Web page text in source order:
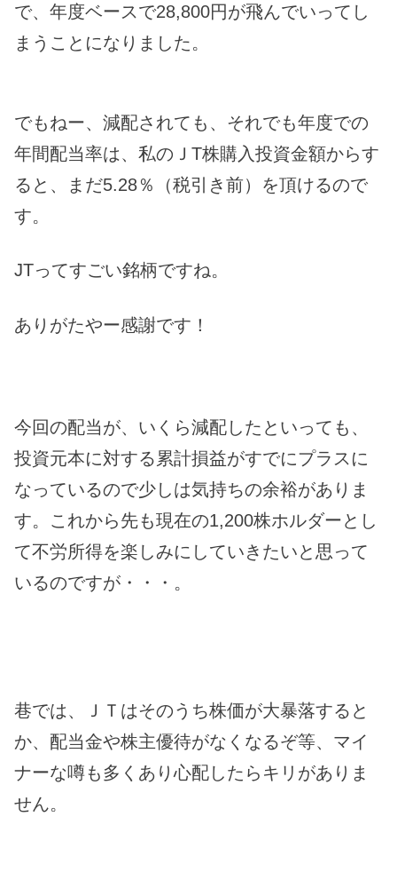
で、年度ベースで28,800円が飛んでいってし
まうことになりました。
でもねー、減配されても、それでも年度での
年間配当率は、私のＪT株購入投資金額からす
ると、まだ5.28％（税引き前）を頂けるので
す。
JTってすごい銘柄ですね。
ありがたやー感謝です！
今回の配当が、いくら減配したといっても、
投資元本に対する累計損益がすでにプラスに
なっているので少しは気持ちの余裕がありま
す。これから先も現在の1,200株ホルダーとし
て不労所得を楽しみにしていきたいと思って
いるのですが・・・。
巷では、ＪＴはそのうち株価が大暴落すると
か、配当金や株主優待がなくなるぞ等、マイ
ナーな噂も多くあり心配したらキリがありま
せん。